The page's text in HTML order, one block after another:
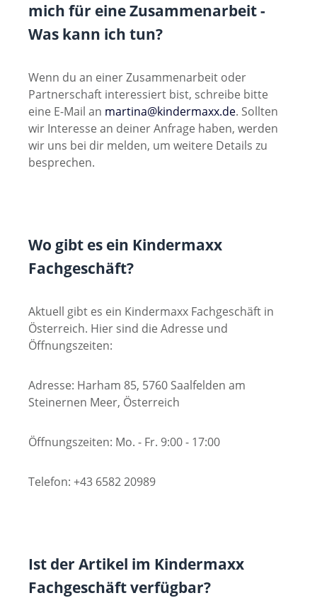
mich für eine Zusammenarbeit -
Was kann ich tun?
Wenn du an einer Zusammenarbeit oder
Partnerschaft interessiert bist, schreibe bitte
eine E-Mail an martina@kindermaxx.de. Sollten
wir Interesse an deiner Anfrage haben, werden
wir uns bei dir melden, um weitere Details zu
besprechen.
Wo gibt es ein Kindermaxx
Fachgeschäft?
Aktuell gibt es ein Kindermaxx Fachgeschäft in
Österreich. Hier sind die Adresse und
Öffnungszeiten:
Adresse: Harham 85, 5760 Saalfelden am
Steinernen Meer, Österreich
Öffnungszeiten: Mo. - Fr. 9:00 - 17:00
Telefon: +43 6582 20989
Ist der Artikel im Kindermaxx
Fachgeschäft verfügbar?